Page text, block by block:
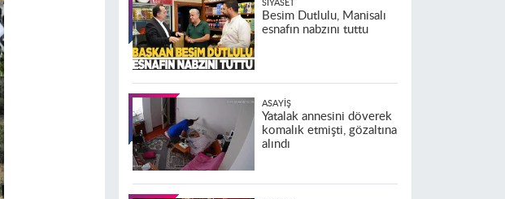
SIYASET
Besim Dutlulu, Manisalı
esnafın nabzını tuttu
ASAYIŞ
Yatalak annesini döverek
komalık etmişti, gözaltına
alındı